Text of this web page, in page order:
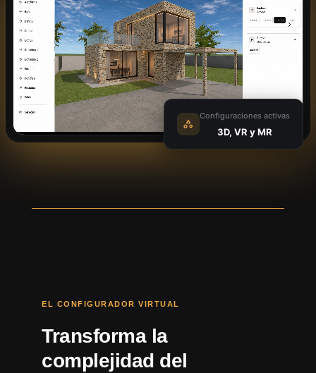
Configuraciones activas
3D, VR y MR
EL CONFIGURADOR VIRTUAL
Transforma la
complejidad del